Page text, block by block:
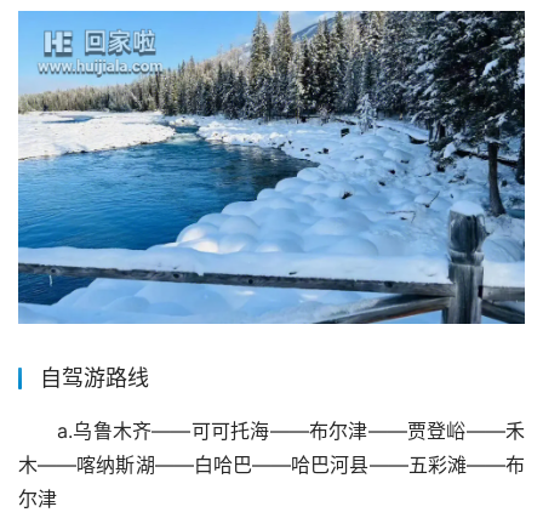
自驾游路线
a.乌鲁木齐——可可托海——布尔津——贾登峪——禾
木——喀纳斯湖——白哈巴——哈巴河县——五彩滩——布
尔津